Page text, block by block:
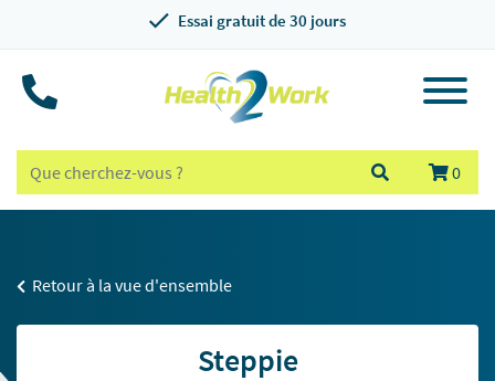
Essai gratuit de 30 jours
0
Retour à la vue d'ensemble
Steppie